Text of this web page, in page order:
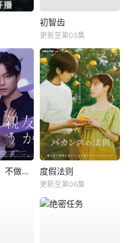
初智齿
更新至第05集
从现在开始，不做朋友了吧。 度假法则
更新至第06集